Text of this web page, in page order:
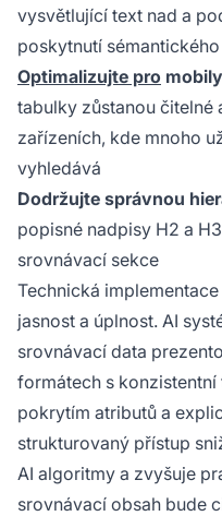
vysvětlující text nad a
poskytnutí
Optimalizujte pro mobily
tabulky zůstanou čitelné
zařízeních, kde mnoho
vyhledává
Dodržujte správnou
popisné nadpisy H2 a
srovnávací sekce
Technická
jasnost a úplnost. AI
srovnávací data
formátech s
pokrytím atributů a
strukturovaný přístup
AI algoritmy a zvyšuje
srovnávací obsah bude